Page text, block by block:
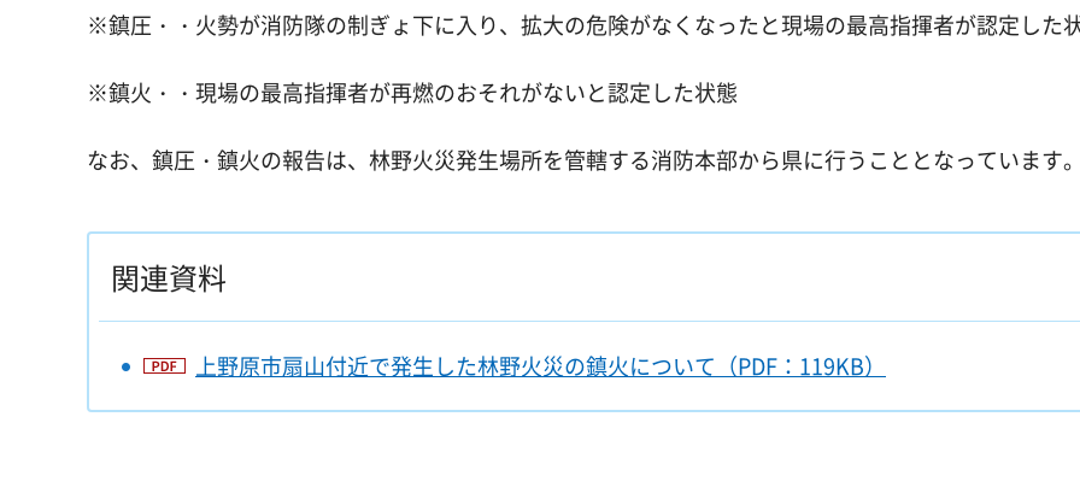
※鎮圧・・火勢が消防隊の制ぎょ下に入り、拡大の危険がなくなったと現場の最高指揮者が認定した
※鎮火・・現場の最高指揮者が再燃のおそれがないと認定した状態
なお、鎮圧・鎮火の報告は、林野火災発生場所を管轄する消防本部から県に行うこととなっています
関連資料
上野原市扇山付近で発生した林野火災の鎮火について（PDF：119KB）